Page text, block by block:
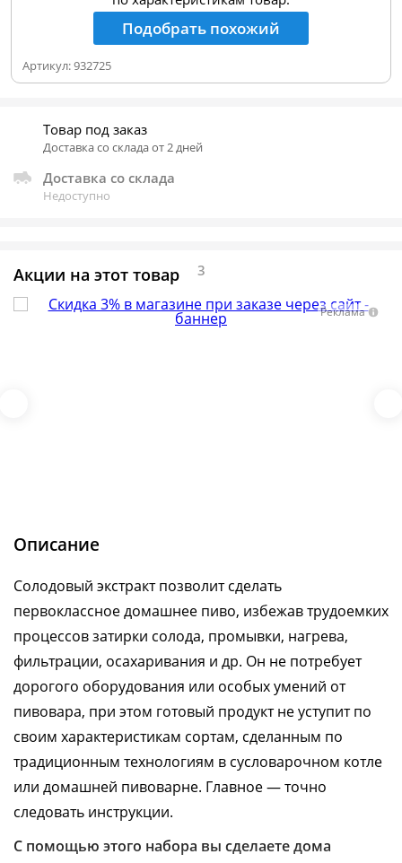
Подобрать похожий
Артикул:932725
Товар под заказ
Доставка со склада от 2 дней
Доставка со склада
Недоступно
Акции на этот товар 3
Реклама
Описание
Солодовый экстракт позволит сделать
первоклассное домашнее пиво, избежав трудоемких
процессов затирки солода, промывки, нагрева,
фильтрации, осахаривания и др. Он не потребует
дорогого оборудования или особых умений от
пивовара, при этом готовый продукт не уступит по
своим характеристикам сортам, сделанным по
традиционным технологиям в сусловарочном котле
или домашней пивоварне. Главное — точно
следовать инструкции.
С помощью этого набора вы сделаете дома